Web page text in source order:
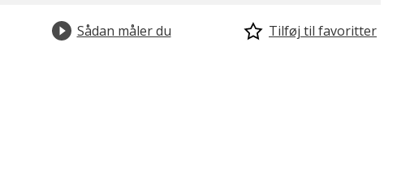
Sådan måler du Tilføj til favoritter